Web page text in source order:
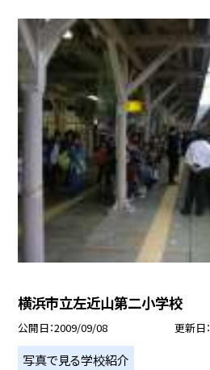
横浜市立左近山第二小学校
公開日 2009/09/08 更新日
写真で見る学校紹介